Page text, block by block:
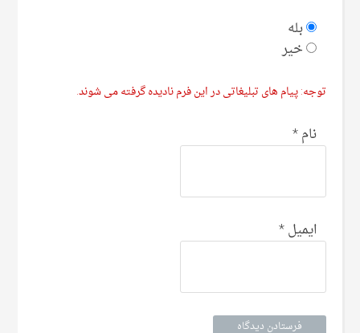
بله
خیر
توجه: پیام های تبلیغاتی در این فرم نادیده گرفته می شوند.
نام*
ایمیل*